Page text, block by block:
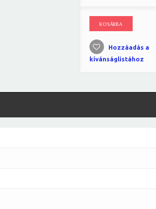
KOSÁRBA
Hozzáadás a
kívánságlistához